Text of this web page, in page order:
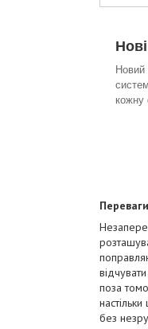
Новий
кожну
поза
без